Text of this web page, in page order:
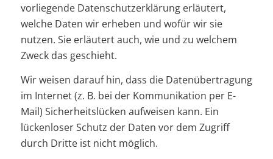
vorliegende Datenschutzerklärung erläutert,
welche Daten wir erheben und wofür wir sie
nutzen. Sie erläutert auch, wie und zu welchem
Zweck das geschieht.
Wir weisen darauf hin, dass die Datenübertragung
im Internet (z. B. bei der Kommunikation per E-
Mail) Sicherheitslücken aufweisen kann. Ein
lückenloser Schutz der Daten vor dem Zugriff
durch Dritte ist nicht möglich.